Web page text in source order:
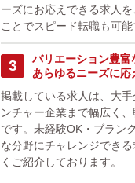
ーズにお応えできる求人を
ことでスピード転職も可能
3
バリエーション豊富
あらゆるニーズに応
掲載している求人は、大
ンチャー企業まで幅広く、
です。未経験OK・ブラン
な分野にチャレンジでき
くご紹介しております。